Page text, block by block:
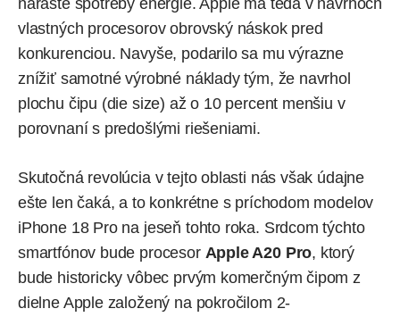
náraste spotreby energie. Apple má teda v návrhoch
vlastných procesorov obrovský náskok pred
konkurenciou. Navyše, podarilo sa mu výrazne
znížiť samotné výrobné náklady tým, že navrhol
plochu čipu (die size) až o 10 percent menšiu v
porovnaní s predošlými riešeniami.
Skutočná revolúcia v tejto oblasti nás však údajne
ešte len čaká, a to konkrétne s príchodom modelov
iPhone 18 Pro na jeseň tohto roka. Srdcom týchto
smartfónov bude procesor Apple A20 Pro, ktorý
bude historicky vôbec prvým komerčným čipom z
dielne Apple založený na pokročilom 2-